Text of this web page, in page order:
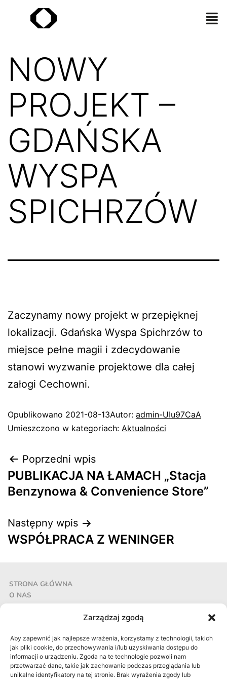
Zarządzaj zgodą
Aby zapewnić jak najlepsze wrażenia, korzystamy z technologii, takich
jak pliki cookie, do przechowywania i/lub uzyskiwania dostępu do
informacji o urządzeniu. Zgoda na te technologie pozwoli nam
przetwarzać dane, takie jak zachowanie podczas przeglądania lub
unikalne identyfikatory na tej stronie. Brak wyrażenia zgody lub
NOWY
PROJEKT –
GDAŃSKA
WYSPA
SPICHRZÓW
Zaczynamy nowy projekt w przepięknej
lokalizacji. Gdańska Wyspa Spichrzów to
miejsce pełne magii i zdecydowanie
stanowi wyzwanie projektowe dla całej
załogi Cechowni.
Opublikowano 2021-08-13Autor: admin-UIu97CaA
Umieszczono w kategoriach: Aktualności
Poprzedni wpis
PUBLIKACJA NA ŁAMACH „Stacja
Benzynowa & Convenience Store”
Następny wpis
WSPÓŁPRACA Z WENINGER
STRONA GŁÓWNA
O NAS
REALIZACJE
Pracownia Projektowa CECHOWNIA Aleksandra Grzonka
Stalowa 18, 41-506 Chorzów
NIP: 633 158 05 66
Tel.:+48 506 047 416
e-mail:cechownia@cechownia.pl